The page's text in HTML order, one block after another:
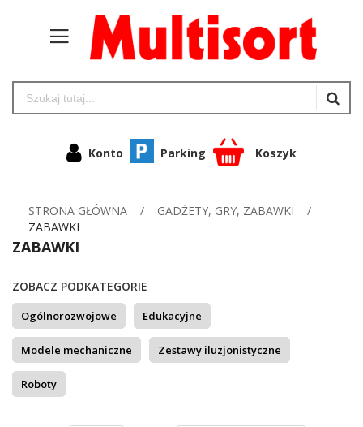
Konto Parking Koszyk
STRONA GŁÓWNA
GADŻETY, GRY, ZABAWKI
ZABAWKI
ZABAWKI
ZOBACZ PODKATEGORIE
Ogólnorozwojowe Edukacyjne
Modele mechaniczne Zestawy iluzjonistyczne
Roboty